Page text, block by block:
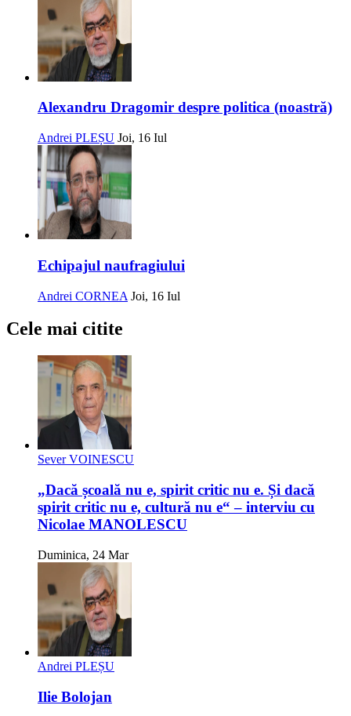
Alexandru Dragomir despre politica (noastră)
Andrei PLEȘU Joi, 16 Iul
Echipajul naufragiului
Andrei CORNEA Joi, 16 Iul
Cele mai citite
Sever VOINESCU
„Dacă școală nu e, spirit critic nu e. Și dacă
spirit critic nu e, cultură nu e“ – interviu cu
Nicolae MANOLESCU
Duminica, 24 Mar
Andrei PLEȘU
Ilie Bolojan